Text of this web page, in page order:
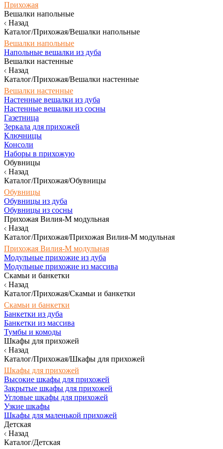
Прихожая
Вешалки напольные
Назад
Каталог/Прихожая/Вешалки напольные
Вешалки напольные
Напольные вешалки из дуба
Вешалки настенные
Назад
Каталог/Прихожая/Вешалки настенные
Вешалки настенные
Настенные вешалки из дуба
Настенные вешалки из сосны
Газетница
Зеркала для прихожей
Ключницы
Консоли
Наборы в прихожую
Обувницы
Назад
Каталог/Прихожая/Обувницы
Обувницы
Обувницы из дуба
Обувницы из сосны
Прихожая Вилия-М модульная
Назад
Каталог/Прихожая/Прихожая Вилия-М модульная
Прихожая Вилия-М модульная
Модульные прихожие из дуба
Модульные прихожие из массива
Скамьи и банкетки
Назад
Каталог/Прихожая/Скамьи и банкетки
Скамьи и банкетки
Банкетки из дуба
Банкетки из массива
Тумбы и комоды
Шкафы для прихожей
Назад
Каталог/Прихожая/Шкафы для прихожей
Шкафы для прихожей
Высокие шкафы для прихожей
Закрытые шкафы для прихожей
Угловые шкафы для прихожей
Узкие шкафы
Шкафы для маленькой прихожей
Детская
Назад
Каталог/Детская